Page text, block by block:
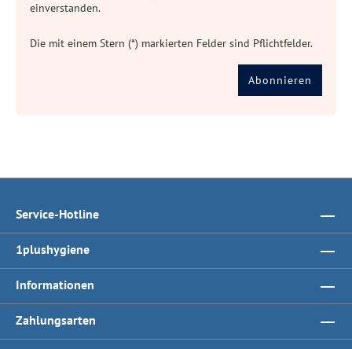
einverstanden.
Die mit einem Stern (*) markierten Felder sind Pflichtfelder.
Abonnieren
Service-Hotline
1plushygiene
Informationen
Zahlungsarten